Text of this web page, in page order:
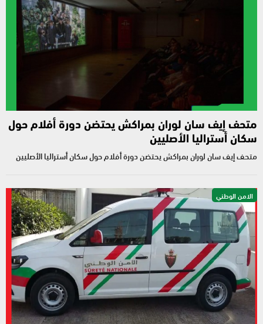
متحف إيف سان لوران بمراكش يحتضن دورة أفلام حول
سكان أستراليا الأصليين
متحف إيف سان لوران بمراكش يحتضن دورة أفلام حول سكان أستراليا الأصليين
الامن الوطني